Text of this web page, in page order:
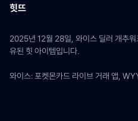
힛뜨
2025년 12월 28일, 와이스 딜러 개추
유된 힛 아이템입니다.
와이스: 포켓몬카드 라이브 거래 앱,